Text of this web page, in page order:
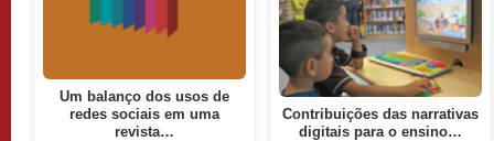
Um balanço dos usos de
redes sociais em uma
revista…
Contribuições das narrativas
digitais para o ensino…